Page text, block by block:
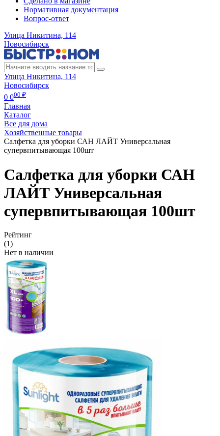
Нормативная документация
Вопрос-ответ
Улица Никитина, 114
Новосибирск
Улица Никитина, 114
Новосибирск
0 000 ₽
Главная
Каталог
Все для дома
Хозяйственные товары
Салфетка для уборки САН ЛАЙТ Универсальная
супервпитывающая 100шт
Салфетка для уборки САН
ЛАЙТ Универсальная
супервпитывающая 100шт
Рейтинг
(1)
Нет в наличии